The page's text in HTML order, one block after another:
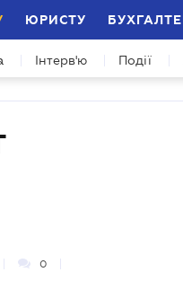
ЮРИСТУ
Інтерв'ю Події
0